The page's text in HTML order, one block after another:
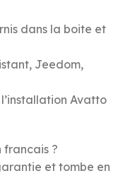
dans la boite et
Jeedom,
Avatto
francais ?
et tombe en